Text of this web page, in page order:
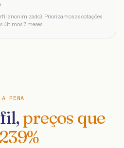
anonimizado). Priorizamos as cotações
últimos 7 meses.
A PENA
preços que
239%